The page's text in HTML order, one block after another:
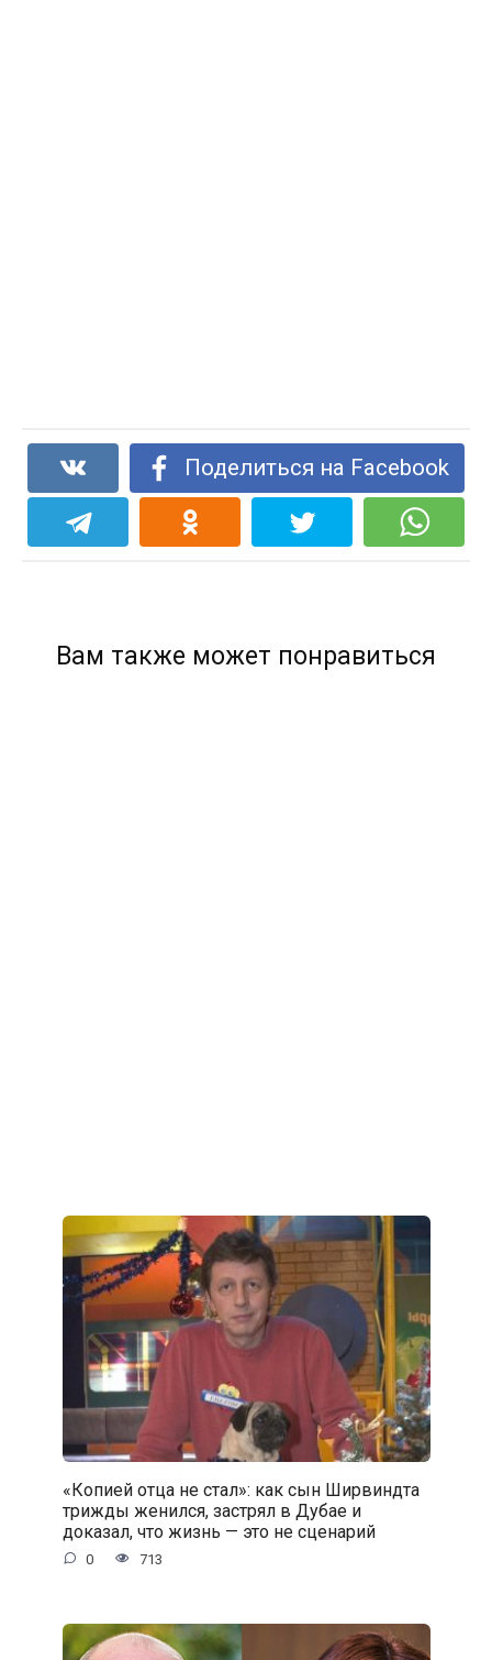
Поделиться на Facebook
Вам также может понравиться
«Копией отца не стал»: как сын Ширвиндта
трижды женился, застрял в Дубае и
доказал, что жизнь — это не сценарий
0 713